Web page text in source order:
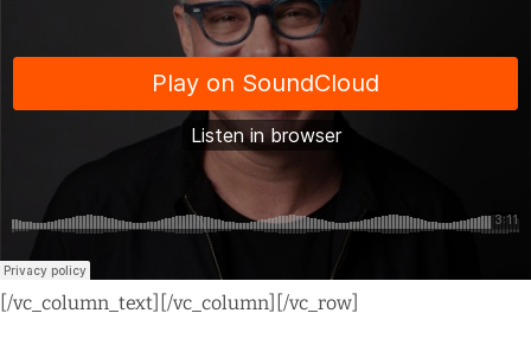
[/vc_column_text][/vc_column][/vc_row]